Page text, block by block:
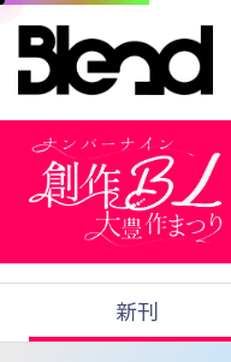
新刊